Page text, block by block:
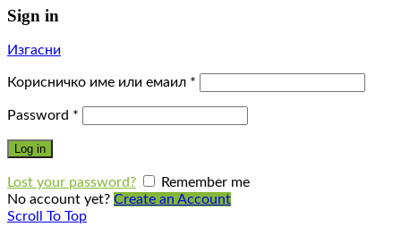
Sign in
Изгасни
Корисничко име или емаил *
Password *
Log in
Lost your password?
Remember me
No account yet? Create an Account
Scroll To Top